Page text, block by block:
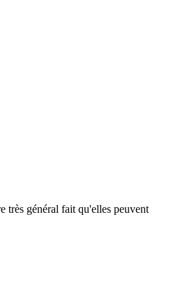
très général fait qu'elles peuvent